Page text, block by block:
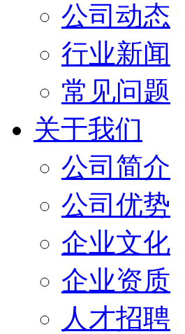
公司动态
行业新闻
常见问题
关于我们
公司简介
公司优势
企业文化
企业资质
人才招聘